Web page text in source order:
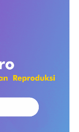
methods,
and law
‘Collaboration on
Organizing,
Assistance’. The
emphasized the
from
educators